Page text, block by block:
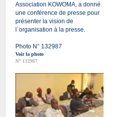
Association KOWOMA, a donné
une conférence de presse pour
présenter la vision de
l`organisation à la presse.
Photo N° 132987
Voir la photo
N° 132987